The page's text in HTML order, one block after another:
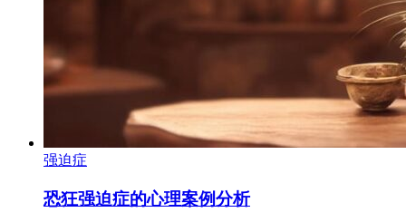
强迫症
恐狂强迫症的心理案例分析